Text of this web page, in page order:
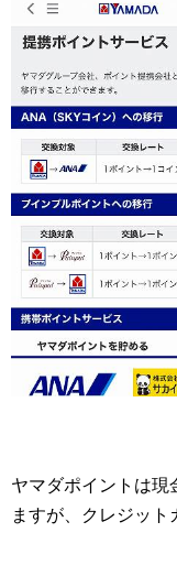
ヤマダポイントは現
ますが、クレジット